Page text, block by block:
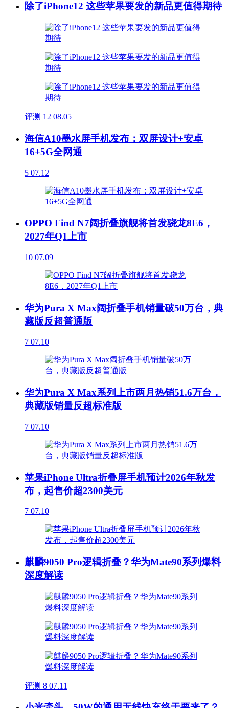
除了iPhone12 这些苹果要发的新品更值得期待
评测 12 08.05
海信A10墨水屏手机发布：双屏设计+安卓
16+5G全网通
5 07.12
OPPO Find N7阔折叠旗舰将首发骁龙8E6，
2027年Q1上市
10 07.09
华为Pura X Max阔折叠手机销量破50万台，典
藏版反超普通版
7 07.10
华为Pura X Max系列上市两月热销51.6万台，
典藏版销量反超标准版
7 07.10
苹果iPhone Ultra折叠屏手机预计2026年秋发
布，起售价超2300美元
7 07.10
麒麟9050 Pro逻辑折叠？华为Mate90系列爆料
深度解读
评测 8 07.11